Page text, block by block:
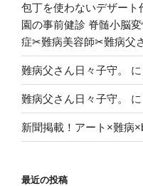
包丁を使わないデザー
園の事前健診 脊髄小脳
症✂︎難病美容師✂︎難病父
難病父さん日々子守。 に
難病父さん日々子守。 に
新聞掲載！アート×難病
最近の投稿